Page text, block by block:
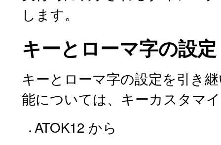
します。
キーとローマ字の設定
キーとローマ字の設定を引き
能については、キーカスタマ
ATOK12 から